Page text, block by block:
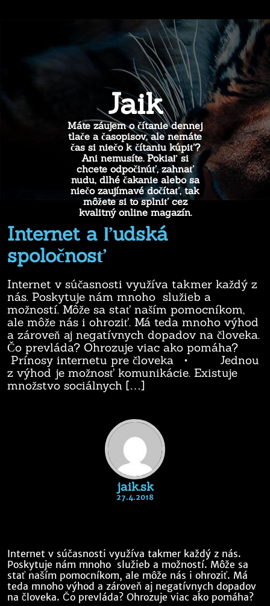
Jaik
Máte záujem o čítanie dennej
tlače a časopisov, ale nemáte
čas si niečo k čítaniu kúpiť?
Ani nemusíte. Pokiaľ si
chcete odpočinúť, zahnať
nudu, dlhé čakanie alebo sa
niečo zaujímavé dočítať, tak
môžete si to splniť cez
kvalitný online magazín.
Internet a ľudská
spoločnosť
Internet v súčasnosti využíva takmer každý z
nás. Poskytuje nám mnoho služieb a
možností. Môže sa stať naším pomocníkom,
ale môže nás i ohroziť. Má teda mnoho výhod
a zároveň aj negatívnych dopadov na človeka.
Čo prevláda? Ohrozuje viac ako pomáha?
Prínosy internetu pre človeka • Jednou
z výhod je možnosť komunikácie. Existuje
množstvo sociálnych […]
jaik.sk
27.4.2018
Internet v súčasnosti využíva takmer každý z nás.
Poskytuje nám mnoho služieb a možností. Môže sa
stať naším pomocníkom, ale môže nás i ohroziť. Má
teda mnoho výhod a zároveň aj negatívnych dopadov
na človeka. Čo prevláda? Ohrozuje viac ako pomáha?